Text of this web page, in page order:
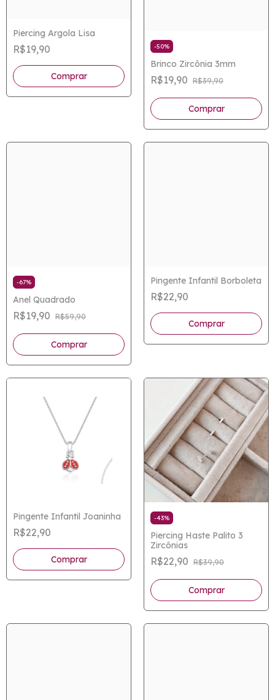
Piercing Argola Lisa
R$19,90
Comprar
-50%
Brinco Zircônia 3mm
R$19,90 R$39,90
-67%
Anel Quadrado
R$19,90 R$59,90
Comprar
Pingente Infantil Borboleta
R$22,90
Pingente Infantil Joaninha
R$22,90
-43%
Piercing Haste Palito 3
Zircônias
R$22,90 R$39,90